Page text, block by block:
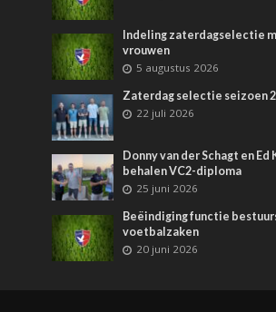
Indeling zaterdagselectie
vrouwen
5 augustus 2026
Zaterdag selectie seizoen
22 juli 2026
Donny van der Schagt en
behalen VC2-diploma
25 juni 2026
Beëindiging functie
voetbalzaken
20 juni 2026